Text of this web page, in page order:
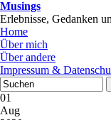
Musings
Erlebnisse, Gedanken
Home
Über mich
Über andere
Impressum &
01
Aug